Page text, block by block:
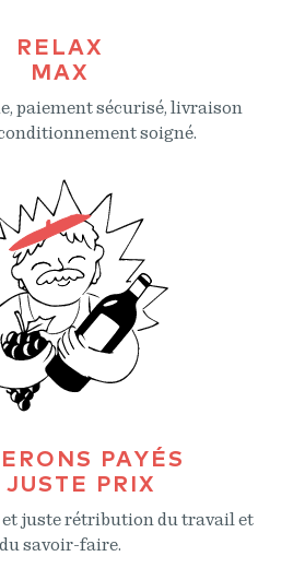
RELAX
MAX
paiement sécurisé, livraison
soigné.
PAYÉS
JUSTE PRIX
et juste rétribution du travail et
du savoir-faire.